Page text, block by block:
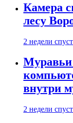
Камера
лесу
2 недели
Муравьи
внутри
2 недели